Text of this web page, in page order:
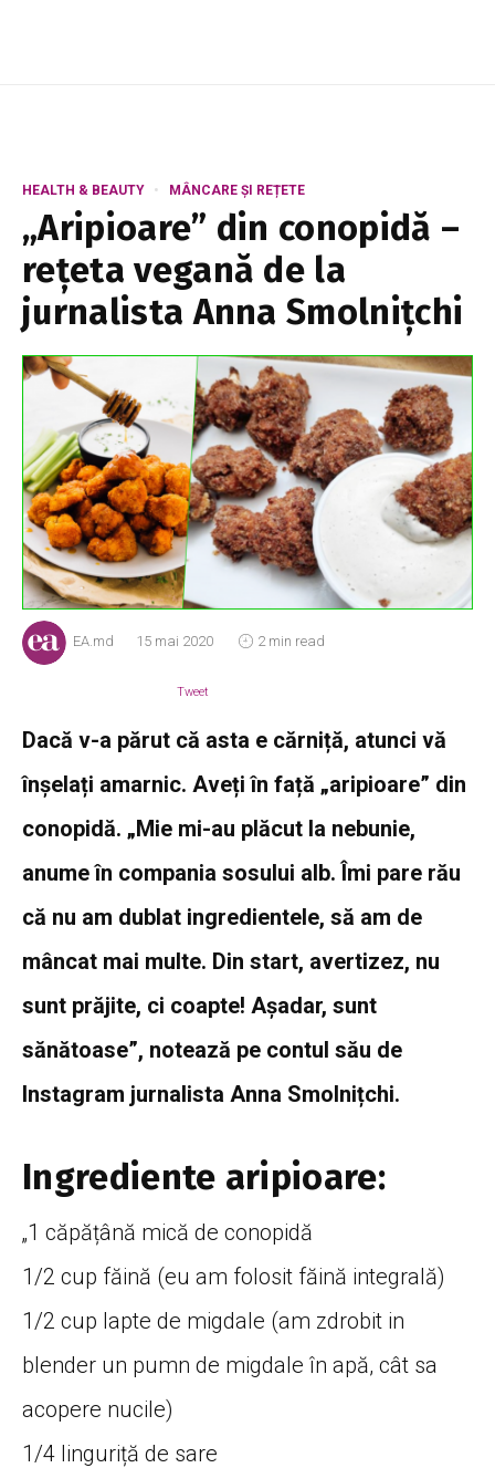
HEALTH & BEAUTY MÂNCARE ȘI REȚETE
„Aripioare” din conopidă –
rețeta vegană de la
jurnalista Anna Smolnițchi
EA.md 15 mai 2020 2 min read
Tweet
Dacă v-a părut că asta e cărniță, atunci vă
înșelați amarnic. Aveți în față „aripioare” din
conopidă. „Mie mi-au plăcut la nebunie,
anume în compania sosului alb. Îmi pare rău
că nu am dublat ingredientele, să am de
mâncat mai multe. Din start, avertizez, nu
sunt prăjite, ci coapte! Așadar, sunt
sănătoase”, notează pe contul său de
Instagram jurnalista Anna Smolnițchi.
Ingrediente aripioare:
„1 căpățână mică de conopidă
1/2 cup făină (eu am folosit făină integrală)
1/2 cup lapte de migdale (am zdrobit in
blender un pumn de migdale în apă, cât sa
acopere nucile)
1/4 linguriță de sare